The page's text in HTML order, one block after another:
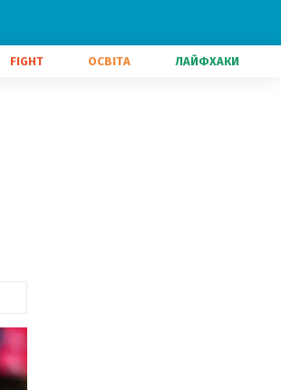
FIGHT ОСВІТА ЛАЙФХАКИ